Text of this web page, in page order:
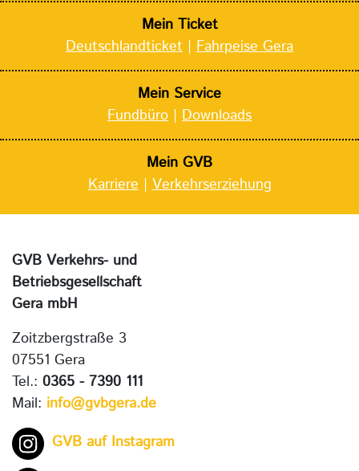
Mein Ticket
Deutschlandticket | Fahrpeise Gera
Mein Service
Fundbüro | Downloads
Mein GVB
Karriere|Verkehrserziehung
GVB Verkehrs- und
Betriebsgesellschaft
Gera mbH
Zoitzbergstraße 3
07551 Gera
Tel.: 0365 - 7390 111
Mail: info@gvbgera.de
GVB auf Instagram